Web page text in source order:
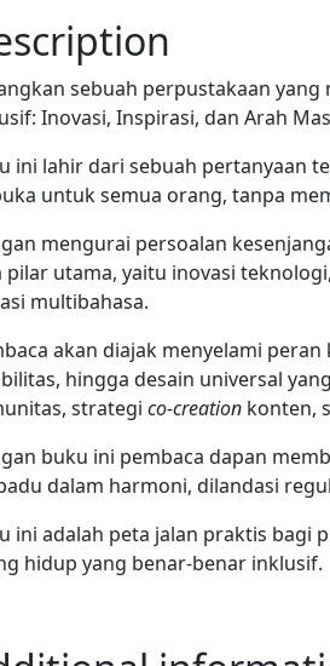
sebuah perpustakaan
Inovasi, Inspirasi, dan Arah
ini lahir dari sebuah pertanyaan
untuk semua orang, tanpa
mengurai persoalan
pilar utama, yaitu inovasi
multibahasa.
akan diajak menyelami
hingga desain universal
strategi co-creation konten,
buku ini pembaca dapan
dalam harmoni, dilandasi
ini adalah peta jalan praktis bagi
hidup yang benar-benar inklusif.